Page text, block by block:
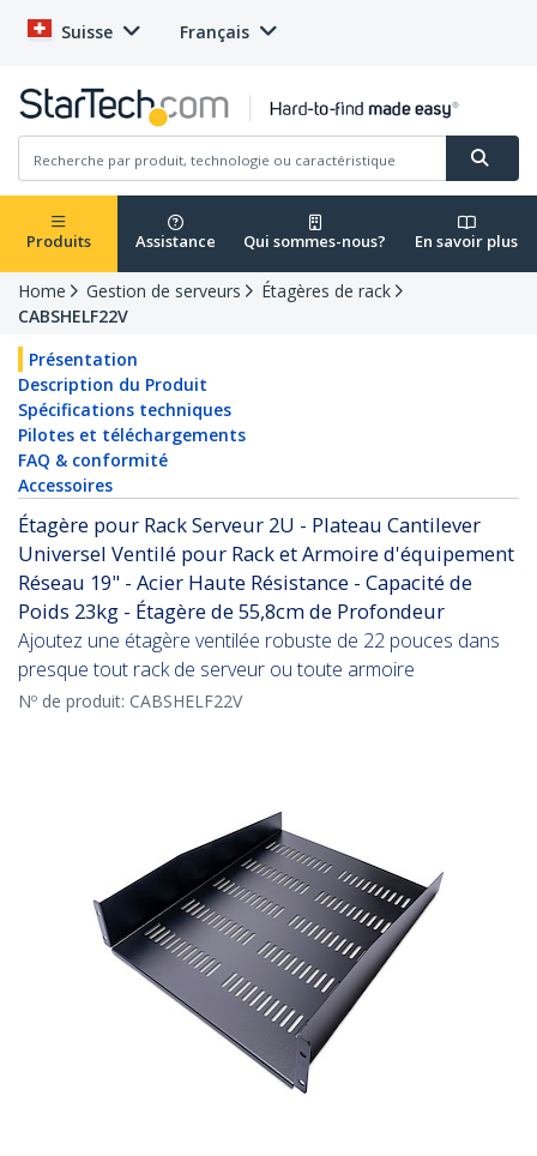
Suisse Français
Produits Assistance Qui sommes-nous? En savoir plus
Home Gestion de serveurs
Étagères de rack
CABSHELF22V
Présentation
Description du Produit
Spécifications techniques
Pilotes et téléchargements
FAQ & conformité
Accessoires
Étagère pour Rack Serveur 2U - Plateau Cantilever
Universel Ventilé pour Rack et Armoire d'équipement
Réseau 19" - Acier Haute Résistance - Capacité de
Poids 23kg - Étagère de 55,8cm de Profondeur
Ajoutez une étagère ventilée robuste de 22 pouces dans
presque tout rack de serveur ou toute armoire
Nº de produit: CABSHELF22V